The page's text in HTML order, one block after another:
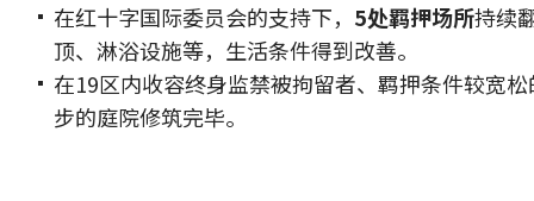
在红十字国际委员会的支持下， 5处羁押场所持续
顶、淋浴设施等，生活条件得到改善。
在19区内收容终身监禁被拘留者、羁押条件较宽
步的庭院修筑完毕。